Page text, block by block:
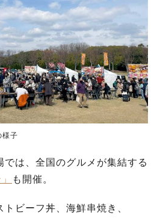
様子
では、全国のグルメが集結する
も開催。
ビーフ丼、海鮮串焼き、